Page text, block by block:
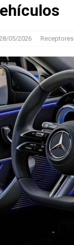
05/2026 Receptores